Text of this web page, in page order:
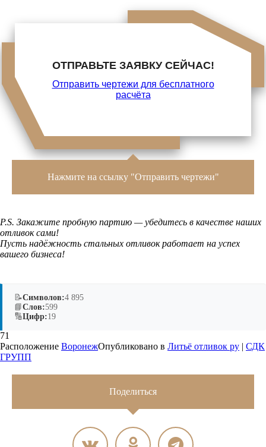
ОТПРАВЬТЕ ЗАЯВКУ СЕЙЧАС!
Отправить чертежи для бесплатного
расчёта
Нажмите на ссылку "Отправить чертежи"
P.S. Закажите пробную партию — убедитесь в качестве наших
отливок сами!
Пусть надёжность стальных отливок работает на успех
вашего бизнеса!
📝Символов:4 895
📘Слов:599
🔢Цифр:19
71
Расположение ВоронежОпубликовано в Литьё отливок ру | СДК
ГРУПП
Поделиться